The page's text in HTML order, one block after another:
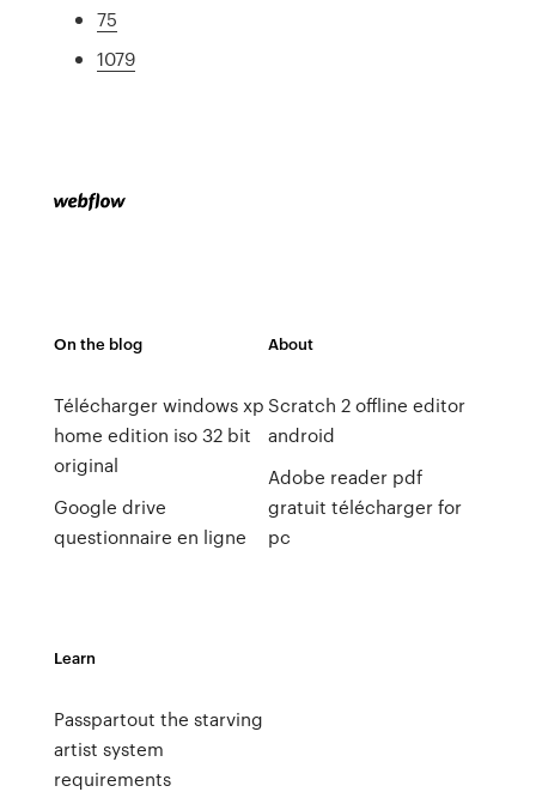
75
1079
On the blog
Télécharger windows xp
home edition iso 32 bit
original
Google drive
questionnaire en ligne
About
Scratch 2 offline editor
android
Adobe reader pdf
gratuit télécharger for
pc
Learn
Passpartout the starving
artist system
requirements